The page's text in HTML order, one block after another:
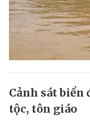
Cảnh sát biển
tộc, tôn giáo